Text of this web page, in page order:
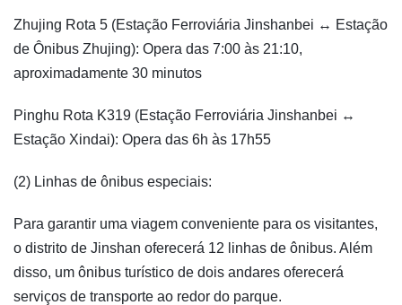
Zhujing Rota 5 (Estação Ferroviária Jinshanbei ↔ Estação
de Ônibus Zhujing): Opera das 7:00 às 21:10,
aproximadamente 30 minutos
Pinghu Rota K319 (Estação Ferroviária Jinshanbei ↔
Estação Xindai): Opera das 6h às 17h55
(2) Linhas de ônibus especiais:
Para garantir uma viagem conveniente para os visitantes,
o distrito de Jinshan oferecerá 12 linhas de ônibus. Além
disso, um ônibus turístico de dois andares oferecerá
serviços de transporte ao redor do parque.